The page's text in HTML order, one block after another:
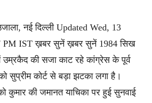
नई दिल्ली Updated Wed, 13
PM IST ख़बर सुनें ख़बर सुनें 1984 सिख
में उम्रकैद की सजा काट रहे कांग्रेस के पूर्व
सुप्रीम कोर्ट से बड़ा झटका लगा है।
कुमार की जमानत याचिका पर हुई सुनवाई